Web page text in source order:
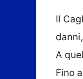
Il
A
Fino